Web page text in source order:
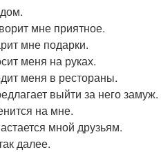
мне приятное.
мне подарки.
меня на руках.
меня в рестораны.
выйти за него замуж.
на мне.
мной друзьям.
далее.